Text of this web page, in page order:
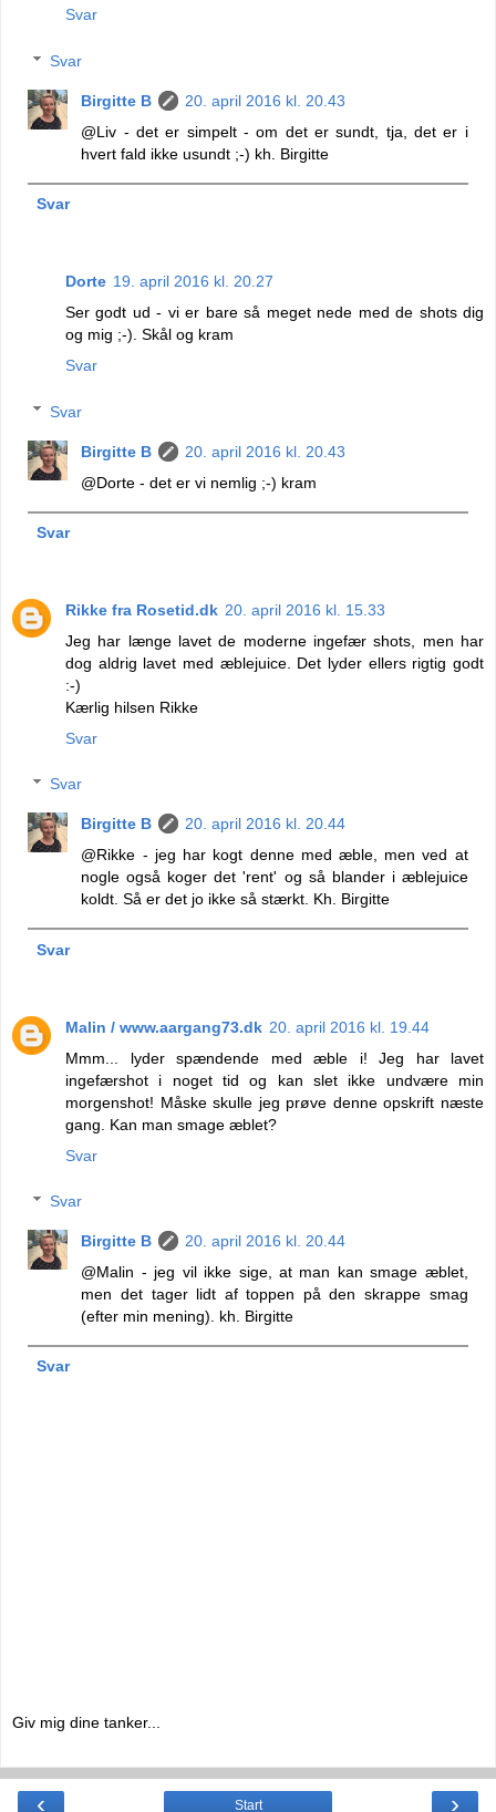
Svar
Svar
Birgitte B
20. april 2016 kl. 20.43
@Liv - det er simpelt - om det er sundt, tja, det er i
hvert fald ikke usundt ;-) kh. Birgitte
Svar
Dorte 19. april 2016 kl. 20.27
Ser godt ud - vi er bare så meget nede med de shots dig
og mig ;-). Skål og kram
Svar
Svar
Birgitte B
20. april 2016 kl. 20.43
@Dorte - det er vi nemlig ;-) kram
Svar
Rikke fra Rosetid.dk 20. april 2016 kl. 15.33
Jeg har længe lavet de moderne ingefær shots, men har
dog aldrig lavet med æblejuice. Det lyder ellers rigtig godt
:-)
Kærlig hilsen Rikke
Svar
Svar
Birgitte B
20. april 2016 kl. 20.44
@Rikke - jeg har kogt denne med æble, men ved at
nogle også koger det 'rent' og så blander i æblejuice
koldt. Så er det jo ikke så stærkt. Kh. Birgitte
Svar
Malin / www.aargang73.dk 20. april 2016 kl. 19.44
Mmm... lyder spændende med æble i! Jeg har lavet
ingefærshot i noget tid og kan slet ikke undvære min
morgenshot! Måske skulle jeg prøve denne opskrift næste
gang. Kan man smage æblet?
Svar
Svar
Birgitte B
20. april 2016 kl. 20.44
@Malin - jeg vil ikke sige, at man kan smage æblet,
men det tager lidt af toppen på den skrappe smag
(efter min mening). kh. Birgitte
Svar
Giv mig dine tanker...
‹ ›
Start